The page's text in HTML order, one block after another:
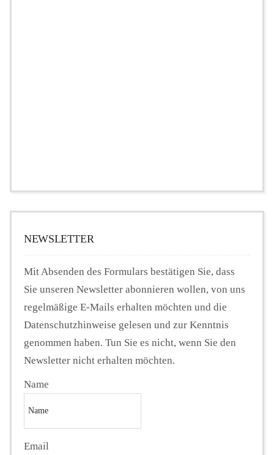
NEWSLETTER
Mit Absenden des Formulars bestätigen Sie, dass
Sie unseren Newsletter abonnieren wollen, von uns
regelmäßige E-Mails erhalten möchten und die
Datenschutzhinweise gelesen und zur Kenntnis
genommen haben. Tun Sie es nicht, wenn Sie den
Newsletter nicht erhalten möchten.
Name
Email